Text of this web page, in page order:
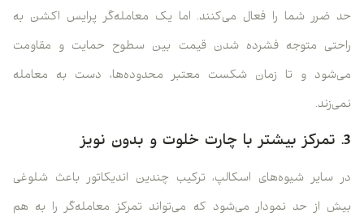
حد ضرر شما را فعال می‌کنند. اما یک معامله‌گر پرایس اکشن به
راحتی متوجه فشرده شدن قیمت بین سطوح حمایت و مقاومت
می‌شود و تا زمان شکست معتبر محدوده‌ها، دست به معامله
نمی‌زند.
3. تمرکز بیشتر با چارت خلوت و بدون نویز
در سایر شیوه‌های اسکالپ، ترکیب چندین اندیکاتور باعث شلوغی
بیش از حد نمودار می‌شود که می‌تواند تمرکز معامله‌گر را به هم